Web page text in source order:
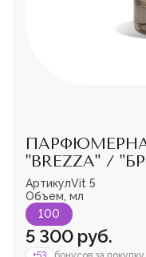
Франшиза
Интернет-магазин:
8 (800) 600-94-04
Заказать звонок
"BREZZA" /
АртикулVit 5
Объем, мл
100
5 300 руб.